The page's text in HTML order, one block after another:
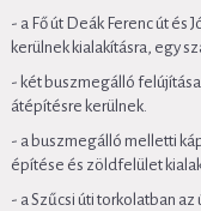
- a Fő út Deák Ferenc út és
kerülnek kialakításra, egy
- két buszmegálló
átépítésre kerülnek.
- a buszmegálló melletti
építése és zöldfelület
- a Szűcsi úti torkolatban